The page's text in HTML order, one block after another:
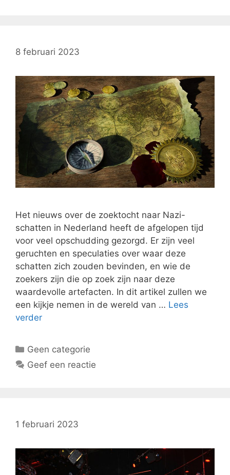
8 februari 2023
Het nieuws over de zoektocht naar Nazi-
schatten in Nederland heeft de afgelopen tijd
voor veel opschudding gezorgd. Er zijn veel
geruchten en speculaties over waar deze
schatten zich zouden bevinden, en wie de
zoekers zijn die op zoek zijn naar deze
waardevolle artefacten. In dit artikel zullen we
een kijkje nemen in de wereld van … Lees
verder
Categorieën
Geen categorie
Geef een reactie
1 februari 2023